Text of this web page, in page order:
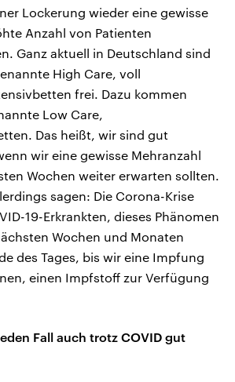
Lockerung wieder eine gewisse
Anzahl von Patienten
Ganz aktuell in Deutschland sind
High Care, voll
frei. Dazu kommen
Low Care,
Das heißt, wir sind gut
wir eine gewisse Mehranzahl
Wochen weiter erwarten sollten.
sagen: Die Corona-Krise
19-Erkrankten, dieses Phänomen
Wochen und Monaten
des Tages, bis wir eine Impfung
einen Impfstoff zur Verfügung
Fall auch trotz COVID gut